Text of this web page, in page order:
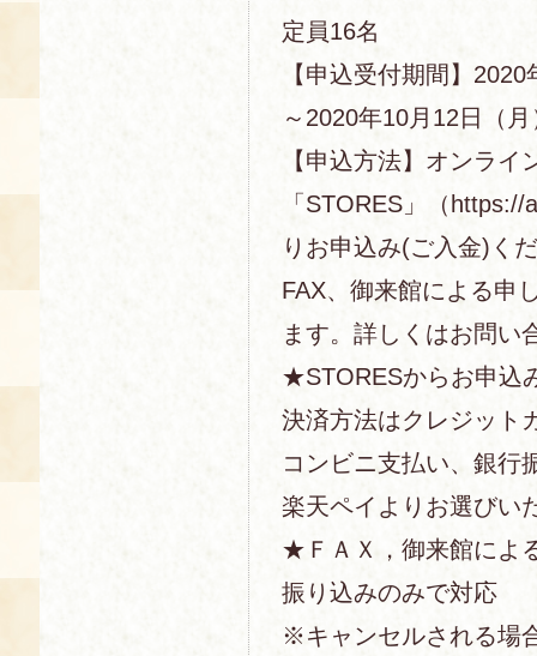
定員16名
【申込受付期間】
～2020年10月12日（
【申込方法】オンライ
「STORES」（
りお申込み(ご入金)く
FAX、御来館による申
ます。詳しくはお問い
★STORESからお申込
決済方法はクレジット
コンビニ支払い、銀行
楽天ペイよりお選びい
★ＦＡＸ，御来館によ
振り込みのみで対応
※キャンセルされる場